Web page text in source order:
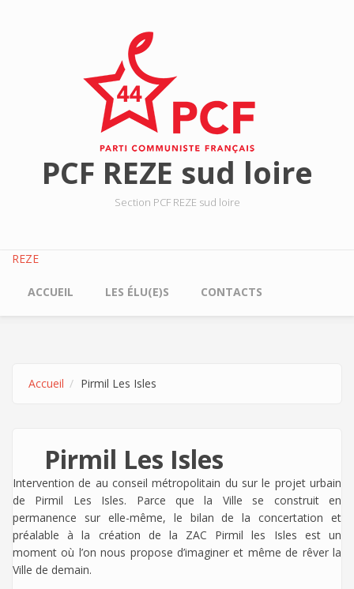
PCF REZE sud loire
Section PCF REZE sud loire
REZE
ACCUEIL LES ÉLU(E)S CONTACTS
Accueil Pirmil Les Isles
Pirmil Les Isles
Intervention de au conseil métropolitain du sur le projet urbain
de Pirmil Les Isles. Parce que la Ville se construit en
permanence sur elle-même, le bilan de la concertation et
préalable à la création de la ZAC Pirmil les Isles est un
moment où l’on nous propose d’imaginer et même de rêver la
Ville de demain.